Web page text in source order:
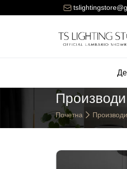
за достава на нарачките е 150
Производи
Почетна Производи